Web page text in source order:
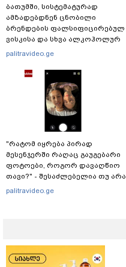
ბათუმში, სისტემატურად
ამზადებდნენ ცნობილი
ბრენდების ფალსიფიცირებულ
ვისკისა და სხვა ალკოჰოლურ
სასმელებს - რა დეტალებს
სამინისტროს საგამოძიებო
სამსახური?
palitravideo.ge
"რატომ იყრება პირად
მესენჯერში რაღაც გაუგებარი
ფოტოები, როგორ დავაღწიო
თავი?" - შესაძლებელია თუ არა
ამ ფუნქციის წაშლა?
palitravideo.ge